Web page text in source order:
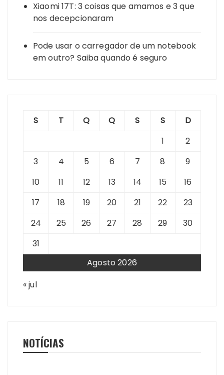
Xiaomi 17T: 3 coisas que amamos e 3 que
nos decepcionaram
Pode usar o carregador de um notebook
em outro? Saiba quando é seguro
Agosto 2026
S T Q Q S S
D
1
2
3
4 5 6 7 8
9
10
11 12 13 14 15
16
17
18 19 20 21 22
23
24
25 26 27 28 29
30
31
« jul
NOTÍCIAS